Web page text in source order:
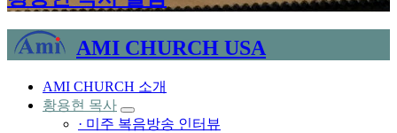
AMI CHURCH USA
AMI CHURCH 소개
황용현 목사
· 미주 복음방송 인터뷰